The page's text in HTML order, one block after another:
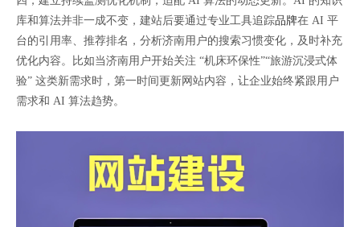
库和算法并非一成不变，建站后要通过专业工具追踪品牌在 AI 平
台的引用率、推荐排名，分析济南用户的搜索习惯变化，及时补充
优化内容。比如当济南用户开始关注 “机床环保性”“旅游沉浸式体
验” 这类新需求时，第一时间更新网站内容，让企业始终紧跟用户
需求和 AI 算法趋势。